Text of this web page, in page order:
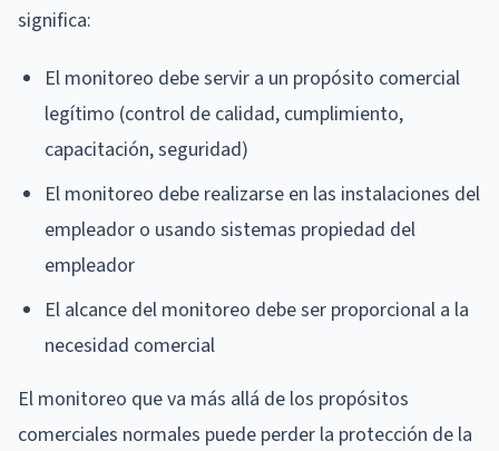
significa:
El monitoreo debe servir a un propósito comercial
legítimo (control de calidad, cumplimiento,
capacitación, seguridad)
El monitoreo debe realizarse en las instalaciones del
empleador o usando sistemas propiedad del
empleador
El alcance del monitoreo debe ser proporcional a la
necesidad comercial
El monitoreo que va más allá de los propósitos
comerciales normales puede perder la protección de la